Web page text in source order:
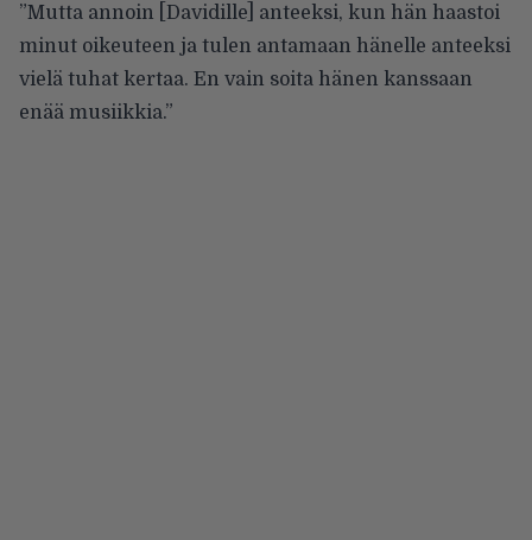
”Mutta annoin [Davidille] anteeksi, kun hän haastoi
minut oikeuteen ja tulen antamaan hänelle anteeksi
vielä tuhat kertaa. En vain soita hänen kanssaan
enää musiikkia.”